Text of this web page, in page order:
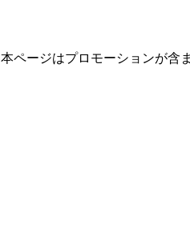
本ページはプロモーションが含